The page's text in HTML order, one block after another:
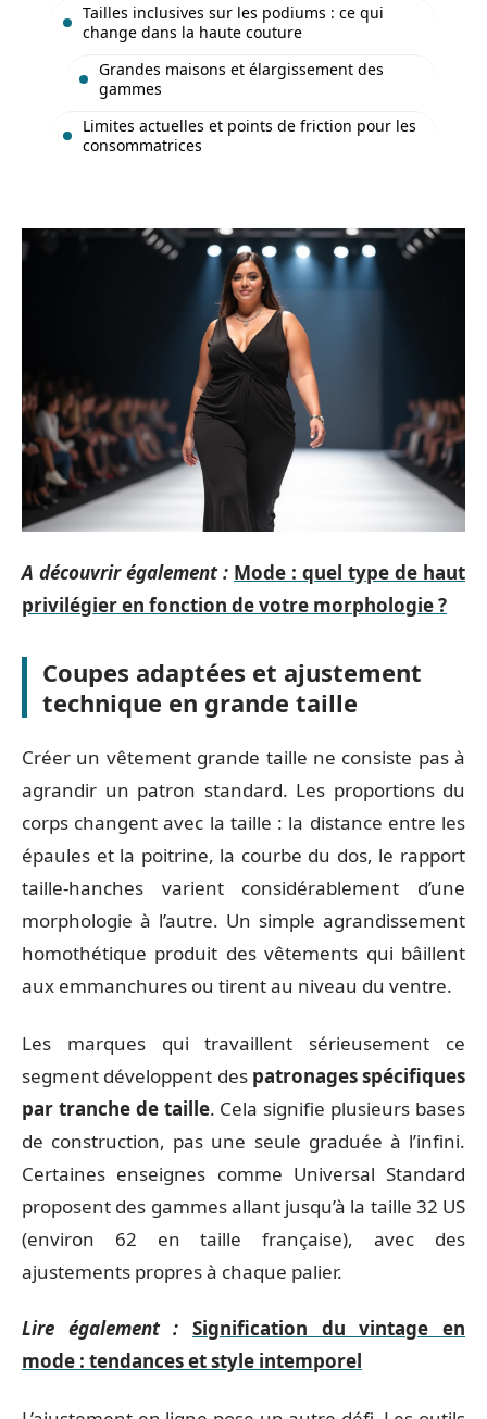
Tailles inclusives sur les podiums : ce qui
change dans la haute couture
Grandes maisons et élargissement des
gammes
Limites actuelles et points de friction pour les
consommatrices
A découvrir également : Mode : quel type de haut
privilégier en fonction de votre morphologie ?
Coupes adaptées et ajustement
technique en grande taille
Créer un vêtement grande taille ne consiste pas à
agrandir un patron standard. Les proportions du
corps changent avec la taille : la distance entre les
épaules et la poitrine, la courbe du dos, le rapport
taille-hanches varient considérablement d’une
morphologie à l’autre. Un simple agrandissement
homothétique produit des vêtements qui bâillent
aux emmanchures ou tirent au niveau du ventre.
Les marques qui travaillent sérieusement ce
segment développent des patronages spécifiques
par tranche de taille. Cela signifie plusieurs bases
de construction, pas une seule graduée à l’infini.
Certaines enseignes comme Universal Standard
proposent des gammes allant jusqu’à la taille 32 US
(environ 62 en taille française), avec des
ajustements propres à chaque palier.
Lire également : Signification du vintage en
mode : tendances et style intemporel